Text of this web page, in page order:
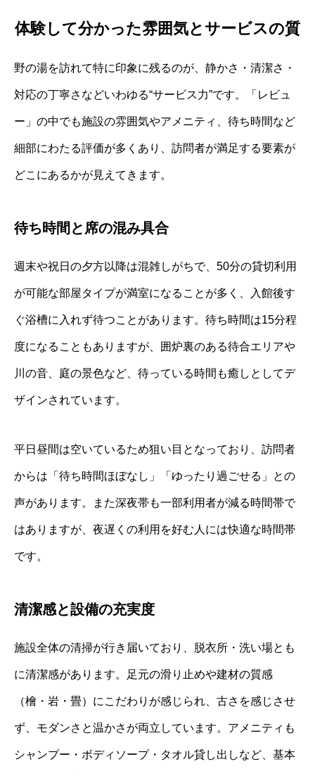
体験して分かった雰囲気とサービスの質
野の湯を訪れて特に印象に残るのが、静かさ・清潔さ・
対応の丁寧さなどいわゆる“サービス力”です。「レビュ
ー」の中でも施設の雰囲気やアメニティ、待ち時間など
細部にわたる評価が多くあり、訪問者が満足する要素が
どこにあるかが見えてきます。
待ち時間と席の混み具合
週末や祝日の夕方以降は混雑しがちで、50分の貸切利用
が可能な部屋タイプが満室になることが多く、入館後す
ぐ浴槽に入れず待つことがあります。待ち時間は15分程
度になることもありますが、囲炉裏のある待合エリアや
川の音、庭の景色など、待っている時間も癒しとしてデ
ザインされています。
平日昼間は空いているため狙い目となっており、訪問者
からは「待ち時間ほぼなし」「ゆったり過ごせる」との
声があります。また深夜帯も一部利用者が減る時間帯で
はありますが、夜遅くの利用を好む人には快適な時間帯
です。
清潔感と設備の充実度
施設全体の清掃が行き届いており、脱衣所・洗い場とも
に清潔感があります。足元の滑り止めや建材の質感
（檜・岩・畳）にこだわりが感じられ、古さを感じさせ
ず、モダンさと温かさが両立しています。アメニティも
シャンプー・ボディソープ・タオル貸し出しなど、基本